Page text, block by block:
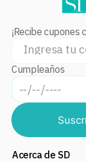
¡Recibe
Cumpleaños
Acerca de SD